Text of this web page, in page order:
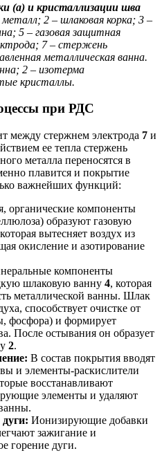
(а) и кристаллизации шва
2 – шлаковая корка; 3 –
5 – газовая защитная
7 – стержень
металлическая ванна.
2 – изотерма
кристаллы.
при РДС
между стержнем электрода 7 и
ее тепла стержень
металла переносятся в
плавится и покрытие
важнейших функций:
органические компоненты
образуют газовую
вытесняет воздух из
окисление и азотирование
компоненты
шлаковую ванну 4, которая
металлической ванны. Шлак
способствует очистке от
фосфора) и формирует
После остывания он образует
2.
В состав покрытия вводят
и элементы-раскислители
восстанавливают
элементы и удаляют
Ионизирующие добавки
зажигание и
горение дуги.